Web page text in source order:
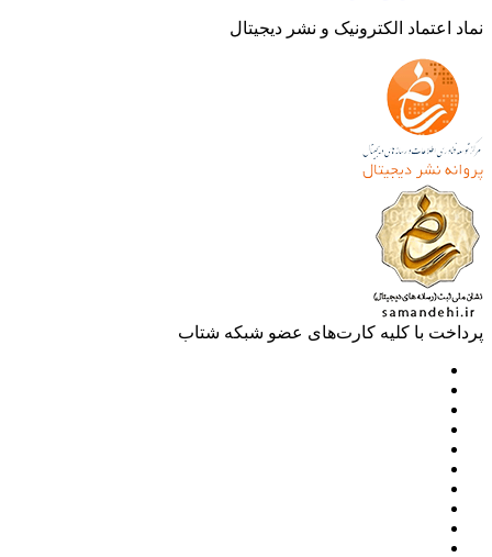
اعتماد الکترونیک و نشر دیجیتال
با کلیه کارت‌های عضو شبکه شتاب